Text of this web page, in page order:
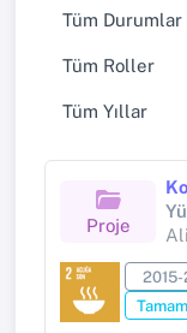
Tüm Durumlar
Tüm Roller
Tüm Yıllar
Proje
2015-